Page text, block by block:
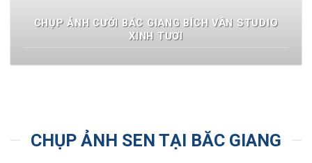
CHỤP ẢNH CƯỚI BẮC GIANG BÍCH VÂN STUDIO
XINH TƯƠI
CHỤP ẢNH SEN TẠI BĂC GIANG